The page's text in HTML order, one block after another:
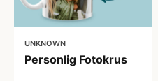
UNKNOWN
Personlig Fotokrus